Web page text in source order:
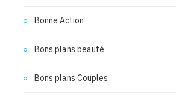
Bonne Action
Bons plans beauté
Bons plans Couples